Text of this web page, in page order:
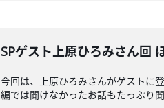
SPゲスト上原ひろみさん回
今回は、上原ひろみさんがゲストに
編では聞けなかったお話もたっぷり